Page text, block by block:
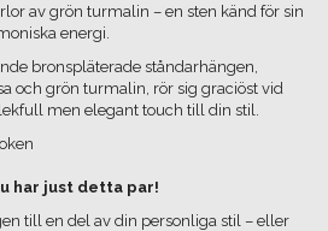
av grön turmalin – en sten känd för sin
energi.
bronspläterade ståndarhängen,
och grön turmalin, rör sig graciöst vid
men elegant touch till din stil.
har just detta par!
till en del av din personliga stil – eller